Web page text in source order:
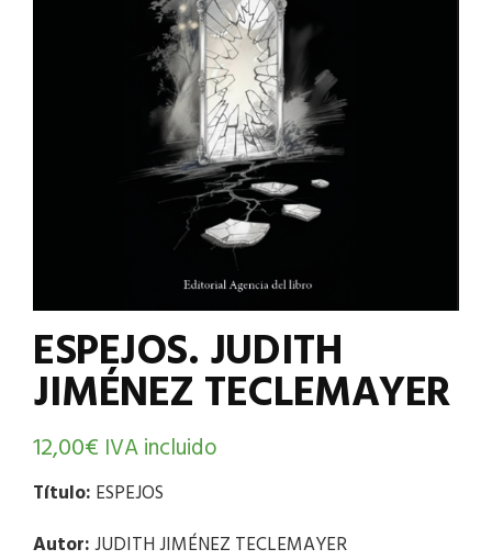
ESPEJOS. JUDITH
JIMÉNEZ TECLEMAYER
12,00€ IVA incluido
Título: ESPEJOS
Autor:JUDITH JIMÉNEZ TECLEMAYER